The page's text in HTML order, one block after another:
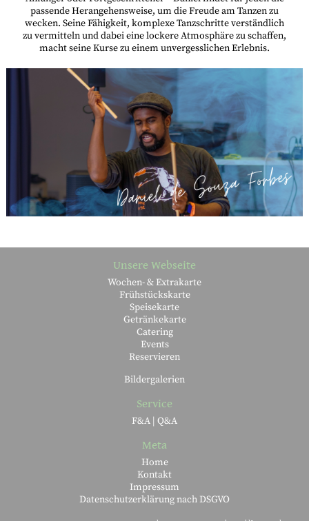
passende Herangehensweise, um die Freude am Tanzen zu
wecken. Seine Fähigkeit, komplexe Tanzschritte verständlich
zu vermitteln und dabei eine lockere Atmosphäre zu schaffen,
macht seine Kurse zu einem unvergesslichen Erlebnis.
Unsere Webseite
Wochen- & Extrakarte
Frühstückskarte
Speisekarte
Getränkekarte
Catering
Events
Reservieren
Bildergalerien
Service
F&A | Q&A
Meta
Home
Kontakt
Impressum
Datenschutzerklärung nach DSGVO